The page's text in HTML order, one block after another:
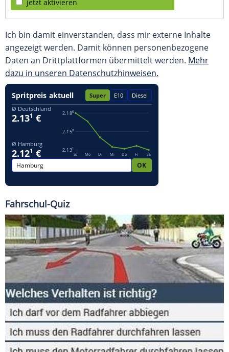
jetzt aktivieren
Ich bin damit einverstanden, dass mir externe Inhalte
angezeigt werden. Damit können personenbezogene
Daten an Drittplattformen übermittelt werden. Mehr
dazu in unseren Datenschutzhinweisen.
Fahrschul-Quiz